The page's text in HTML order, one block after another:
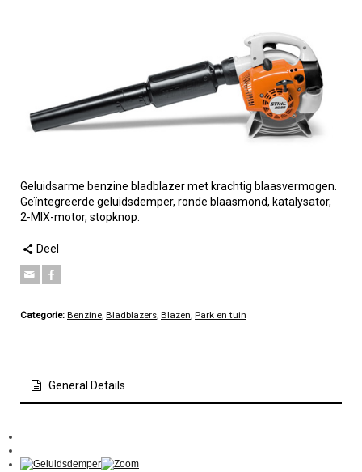
Geluidsarme benzine bladblazer met krachtig blaasvermogen.
Geïntegreerde geluidsdemper, ronde blaasmond, katalysator,
2-MIX-motor, stopknop.
Deel
Categorie: Benzine Bladblazers Blazen Park en tuin
General Details